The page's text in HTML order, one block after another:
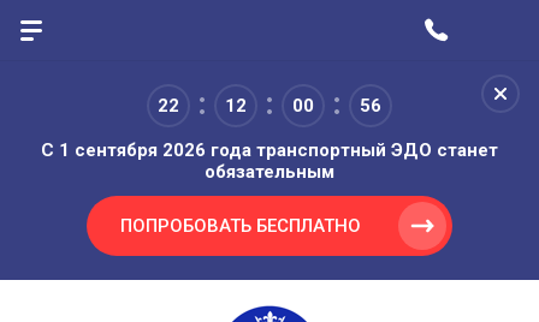
22 12 00 56
С 1 сентября 2026 года транспортный ЭДО станет
обязательным
ПОПРОБОВАТЬ БЕСПЛАТНО